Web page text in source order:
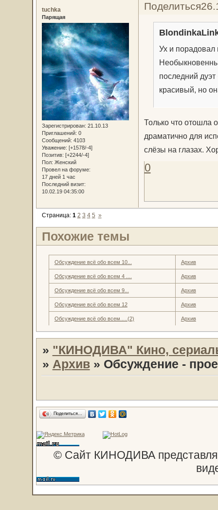
Поделиться
tuchka
Парящая
Зарегистрирован: 21.10.13
Приглашений: 0
Сообщений: 4103
Уважение: [+1578/-4]
Позитив: [+2244/-4]
Пол: Женский
Провел на форуме:
17 дней 1 час
Последний визит:
10.02.19 04:35:00
Ух и порадовал
последний
красивый, но
Только что отошла
драматично для
слёзы на глазах.
0
Страница: 1 2 3 4 5 »
Похожие темы
Обсуждение всё обо всем 10... Архив
Обсуждение всё обо всем 4 .... Архив
Обсуждение всё обо всем 9... Архив
Обсуждение всё обо всем 12 Архив
Обсуждение всё обо всем.....(2) Архив
» "КИНОДИВА" Кино,
» Архив » Обсуждение -
Поделиться…
© Сайт КИНОДИВА